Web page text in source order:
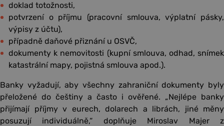
doklad totožnosti,
potvrzení o příjmu (pracovní smlouva, výplatní pásky,
výpisy z účtu),
případně daňové přiznání u OSVČ,
dokumenty k nemovitosti (kupní smlouva, odhad, snímek
katastrální mapy, pojistná smlouva apod.).
Banky vyžadují, aby všechny zahraniční dokumenty byly
přeložené do češtiny a často i ověřené. „Nejlépe banky
přijímají příjmy v eurech, dolarech a librách, jiné měny
posuzují individuálně,“ doplňuje Miroslav Majer z